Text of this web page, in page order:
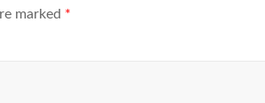
marked *